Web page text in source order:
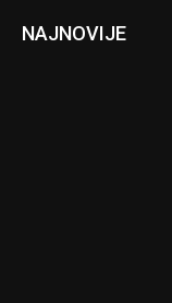
NAJNOVIJE